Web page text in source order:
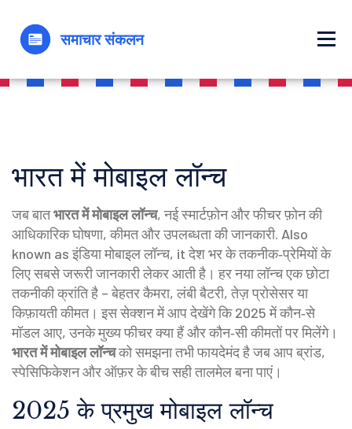
भारत में मोबाइल लॉन्च
जब बातभारत में मोबाइल लॉन्च,नई स्मार्टफ़ोन और फीचर फ़ोन की
आधिकारिक घोषणा, कीमत और उपलब्धता की जानकारी. Also
known asइंडिया मोबाइल लॉन्च, itदेश भर के तकनीक‑प्रेमियों के
लिए सबसे जरूरी जानकारी लेकर आती है। हर नया लॉन्च एक छोटा
तकनीकी क्रांति है – बेहतर कैमरा, लंबी बैटरी, तेज़ प्रोसेसर या
किफ़ायती कीमत। इस सेक्शन में आप देखेंगे कि 2025 में कौन‑से
मॉडल आए, उनके मुख्य फीचर क्या हैं और कौन‑सी कीमतों पर मिलेंगे।
भारत में मोबाइल लॉन्चको समझना तभी फायदेमंद है जब आप ब्रांड,
स्पेसिफिकेशन और ऑफ़र के बीच सही तालमेल बना पाएं।
2025 के प्रमुख मोबाइल लॉन्च